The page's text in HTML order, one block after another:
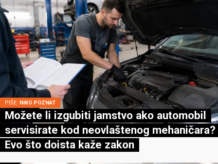
PIŠE: NIKO POZNAT
Možete li izgubiti jamstvo ako automobil
servisirate kod neovlaštenog mehaničara?
Evo što doista kaže zakon